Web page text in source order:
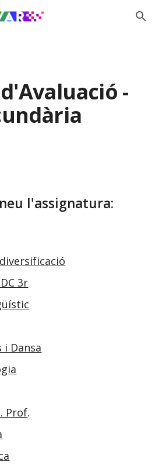
Skip to navigation
-
l'assignatura:
3r
i Dansa
Prof.